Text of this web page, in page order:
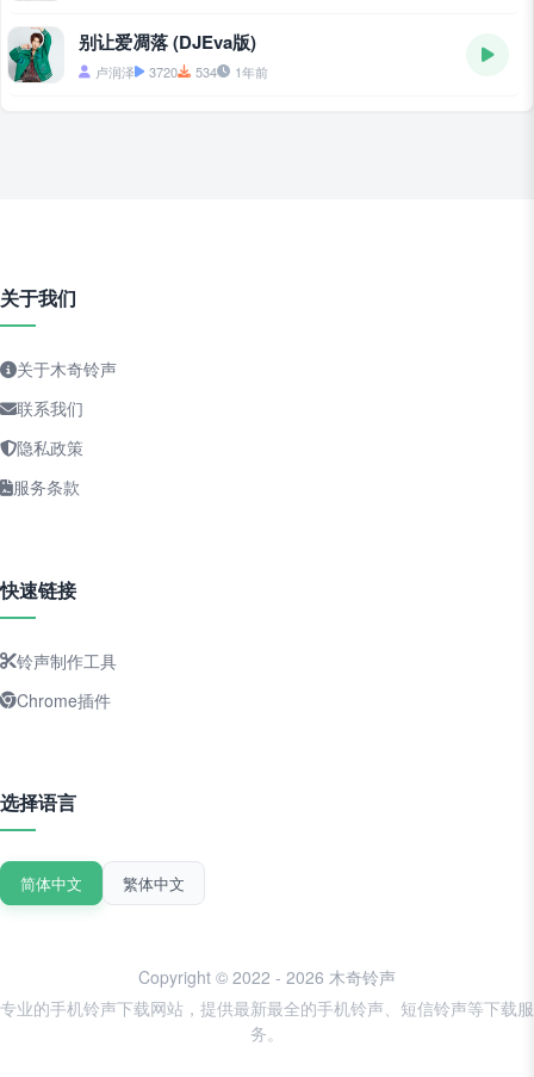
别让爱凋落 (DJEva版)
卢润泽 3720 534 1年前
关于我们
关于木奇铃声
联系我们
隐私政策
服务条款
快速链接
铃声制作工具
Chrome插件
选择语言
简体中文 繁体中文
Copyright © 2022 - 2026 木奇铃声
专业的手机铃声下载网站，提供最新最全的手机铃声、短信铃声等下载服
务。